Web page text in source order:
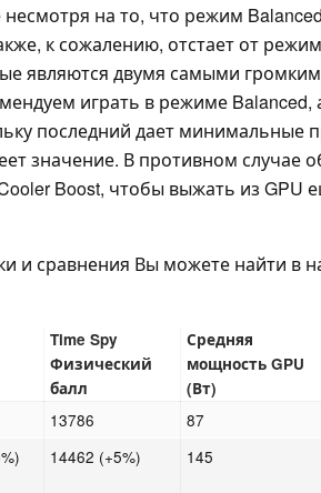
несмотря на то, что режим
к сожалению, отстает от
являются двумя самыми
играть в режиме Balanced,
последний дает минимальные
значение. В противном случае
Boost, чтобы выжать из GPU
и сравнения Вы можете найти в
Time Spy
Физический
балл
Средняя
мощность GPU
(Вт)
13786 87
14462 (+5%) 145